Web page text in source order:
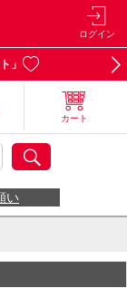
ログイン
」
カート
い